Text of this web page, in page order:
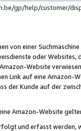
gp/help/customer/
von einer
oder Websites,
Website
Link auf eine
der Kunde auf der
Amazon-Website
und erfasst werden,